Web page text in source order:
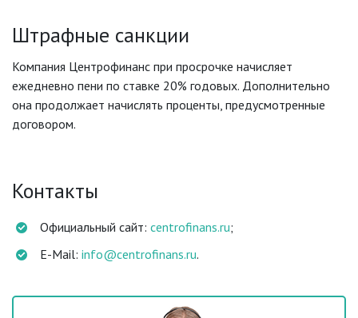
Штрафные санкции
Компания Центрофинанс при просрочке начисляет
ежедневно пени по ставке 20% годовых. Дополнительно
она продолжает начислять проценты, предусмотренные
договором.
Контакты
Официальный сайт: centrofinans.ru;
E-Mail: info@centrofinans.ru.